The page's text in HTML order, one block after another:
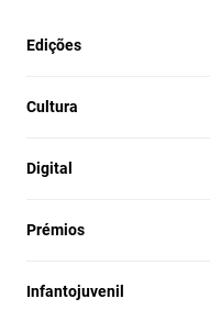
Edições
Cultura
Digital
Prémios
Infantojuvenil